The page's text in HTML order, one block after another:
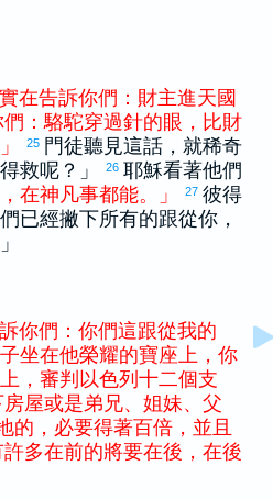
實在告訴你們 ： 財主進天 國
：駱駝穿過針的眼 ， 比財
」 25 門徒聽見這話，就稀奇
救呢？」
26 耶穌看著他們
， 在神凡事都能。 」 27 彼得
已經撇下所有的跟從你，
你們 ： 你們這跟從我的
坐在他榮耀的寶座 上 ， 你
上 ， 審判 以色列 十二個支
房屋或是弟兄、 姐妹、 父
的 ， 必要得著百倍 ， 並且
許多在前的將要在後 ， 在後